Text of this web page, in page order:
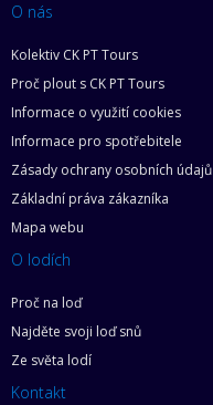
O nás
Kolektiv CK PT Tours
Proč plout s CK PT Tours
Informace o využití cookies
Informace pro spotřebitele
Zásady ochrany osobních údajů
Základní práva zákazníka
Mapa webu
O lodích
Proč na loď
Najděte svoji loď snů
Ze světa lodí
Kontakt